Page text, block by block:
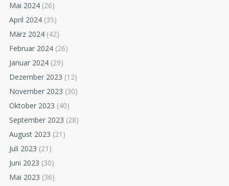
Mai 2024 (26)
April 2024 (35)
März 2024 (42)
Februar 2024 (26)
Januar 2024 (29)
Dezember 2023 (12)
November 2023 (30)
Oktober 2023 (40)
September 2023 (28)
August 2023 (21)
Juli 2023 (21)
Juni 2023 (30)
Mai 2023 (36)